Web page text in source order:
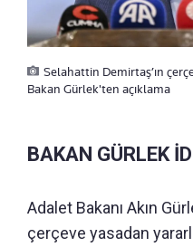
Selahattin Demirtaş’ın
Bakan Gürlek'ten açıklama
BAKAN GÜRLEK
Adalet Bakanı Akın
çerçeve yasadan